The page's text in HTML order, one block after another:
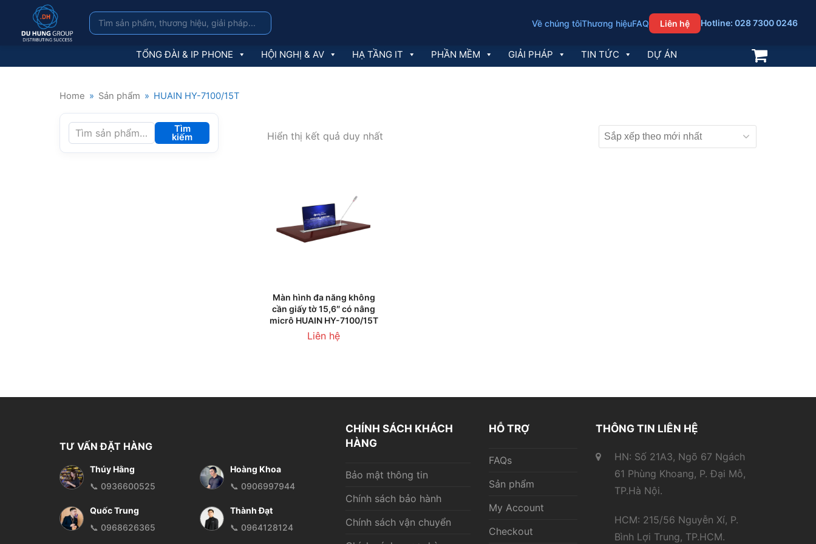
Về chúng tôiThương hiệuFAQ Liên hệ Hotline: 028 7300 0246
TỔNG ĐÀI & IP PHONE HỘI NGHỊ & AV HẠ TẦNG IT PHẦN MỀM GIẢI PHÁP TIN TỨC DỰ ÁN
Home » Sản phẩm » HUAIN HY-7100/15T
Hiển thị kết quả duy nhất
THÊM VÀO GIỎ HÀNG
Màn hình đa năng không
cần giấy tờ 15,6″ có nâng
micrô HUAIN HY-7100/15T
Liên hệ
Tìm
kiếm
TƯ VẤN ĐẶT HÀNG
Thúy Hằng
📞 0936600525
Hoàng Khoa
📞 0906997944
Quốc Trung
📞 0968626365
Thành Đạt
📞 0964128124
CHÍNH SÁCH KHÁCH
HÀNG
Bảo mật thông tin
Chính sách bảo hành
Chính sách vận chuyển
HỖ TRỢ
FAQs
Sản phẩm
My Account
Checkout
THÔNG TIN LIÊN HỆ
HN: Số 21A3, Ngõ 67 Ngách
61 Phùng Khoang, P. Đại Mỗ,
TP.Hà Nội.
HCM: 215/56 Nguyễn Xí, P.
Bình Lợi Trung, TP.HCM.